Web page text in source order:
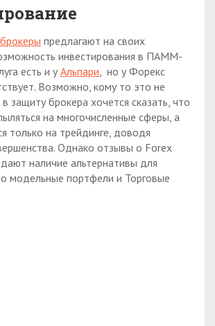
брокеры предлагают на своих
инвестирования в ПАММ-
есть и у Альпари, но у Форекс
Возможно, кому то это не
защиту брокера хочется сказать, что
на многочисленные сферы, а
только на трейдинге, доводя
Однако отзывы о Forex
наличие альтернативы для
модельные портфели и Торговые